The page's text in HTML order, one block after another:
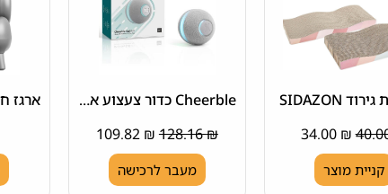
₪
34.00
קניית מוצר
Cheerble כדור צעצוע אינטראקטיבי וחכם לחתול, כדור מתגלגל אוטומטי נע לחתול בתוך הבית, צבע אפור
₪
128.16
₪
109.82
מעבר לרכישה